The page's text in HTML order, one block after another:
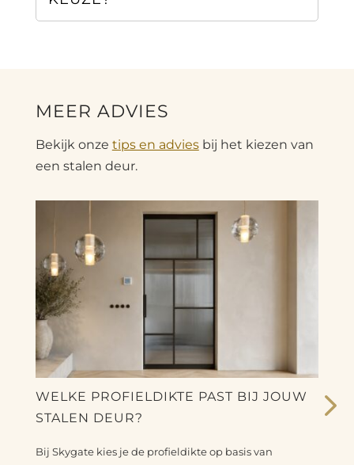
MEER ADVIES
Bekijk onze tips en adviesbij het kiezen van
een stalen deur.
WELKE PROFIELDIKTE PAST BIJ JOUW
STALEN DEUR?
Bij Skygate kies je de profieldikte op basis van